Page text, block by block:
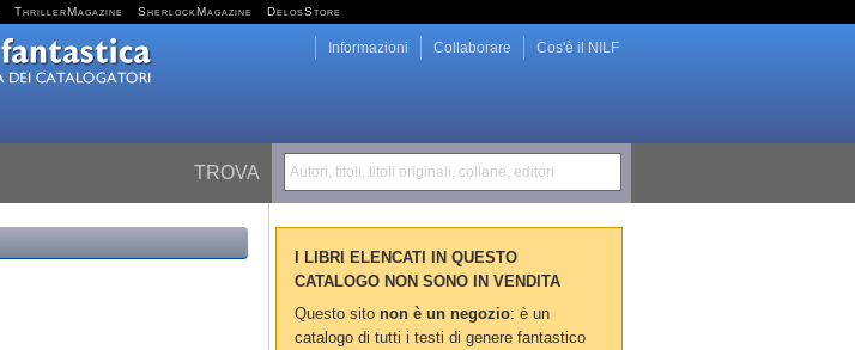
ThrillerMagazine SherlockMagazine DelosStore
TROVA Autori, titoli, titoli originali, collane, editori
Cos'è il NILF
Collaborare
Informazioni
I LIBRI ELENCATI IN QUESTO
CATALOGO NON SONO IN VENDITA
Questo sito non è un negozio: è un
catalogo di tutti i testi di genere fantastico